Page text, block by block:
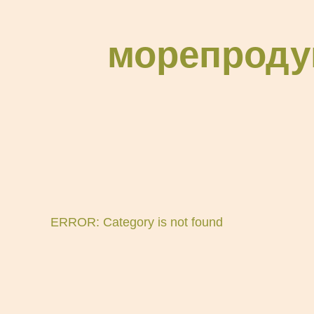
ERROR: Category is not found